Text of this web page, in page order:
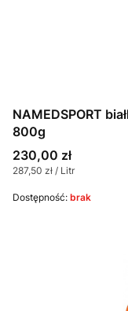
NAMEDSPORT
800g
Cena
230,00 zł
Cena jednostkowa
287,50 zł / Litr
Dostępność: brak